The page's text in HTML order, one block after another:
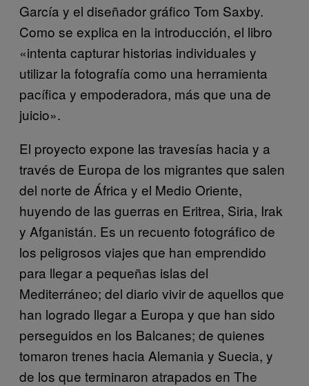
García y el diseñador gráfico Tom Saxby.
Como se explica en la introducción, el libro
«intenta capturar historias individuales y
utilizar la fotografía como una herramienta
pacífica y empoderadora, más que una de
juicio».
El proyecto expone las travesías hacia y a
través de Europa de los migrantes que salen
del norte de África y el Medio Oriente,
huyendo de las guerras en Eritrea, Siria, Irak
y Afganistán. Es un recuento fotográfico de
los peligrosos viajes que han emprendido
para llegar a pequeñas islas del
Mediterráneo; del diario vivir de aquellos que
han logrado llegar a Europa y que han sido
perseguidos en los Balcanes; de quienes
tomaron trenes hacia Alemania y Suecia, y
de los que terminaron atrapados en The